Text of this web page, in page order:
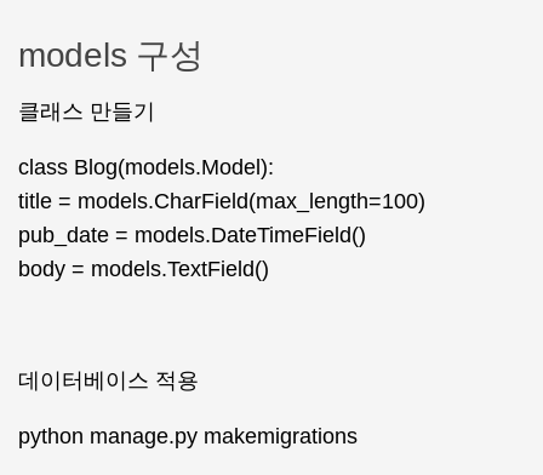
models 구성
클래스 만들기
class Blog(models.Model):
title = models.CharField(max_length=100)
pub_date = models.DateTimeField()
body = models.TextField()
데이터베이스 적용
python manage.py makemigrations